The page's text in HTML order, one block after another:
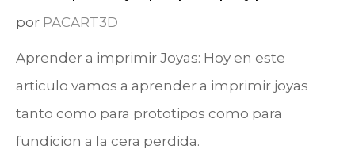
por PACART3D
Aprender a imprimir Joyas: Hoy en este
articulo vamos a aprender a imprimir joyas
tanto como para prototipos como para
fundicion a la cera perdida.